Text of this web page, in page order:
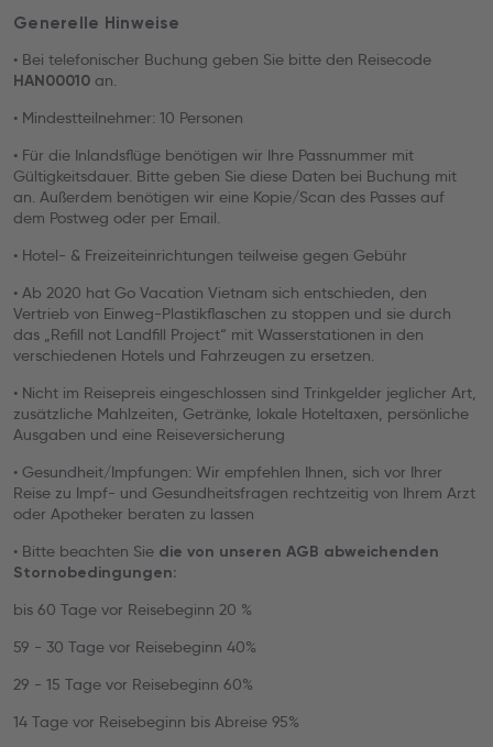
Generelle Hinweise
• Bei telefonischer Buchung geben Sie bitte den Reisecode
HAN00010 an.
• Mindestteilnehmer: 10 Personen
• Für die Inlandsflüge benötigen wir Ihre Passnummer mit
Gültigkeitsdauer. Bitte geben Sie diese Daten bei Buchung mit
an. Außerdem benötigen wir eine Kopie/Scan des Passes auf
dem Postweg oder per Email.
• Hotel- & Freizeiteinrichtungen teilweise gegen Gebühr
• Ab 2020 hat Go Vacation Vietnam sich entschieden, den
Vertrieb von Einweg-Plastikflaschen zu stoppen und sie durch
das „Refill not Landfill Project“ mit Wasserstationen in den
verschiedenen Hotels und Fahrzeugen zu ersetzen.
• Nicht im Reisepreis eingeschlossen sind Trinkgelder jeglicher Art,
zusätzliche Mahlzeiten, Getränke, lokale Hoteltaxen, persönliche
Ausgaben und eine Reiseversicherung
• Gesundheit/Impfungen: Wir empfehlen Ihnen, sich vor Ihrer
Reise zu Impf- und Gesundheitsfragen rechtzeitig von Ihrem Arzt
oder Apotheker beraten zu lassen
• Bitte beachten Sie die von unseren AGB abweichenden
Stornobedingungen:
bis 60 Tage vor Reisebeginn 20 %
59 - 30 Tage vor Reisebeginn 40%
29 - 15 Tage vor Reisebeginn 60%
14 Tage vor Reisebeginn bis Abreise 95%